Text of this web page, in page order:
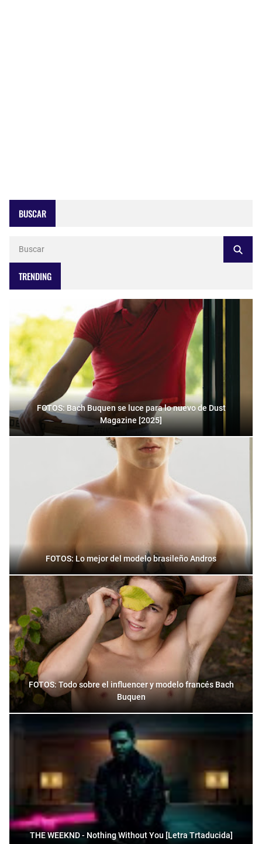
BUSCAR
TRENDING
FOTOS: Bach Buquen se luce para lo nuevo de Dust
Magazine [2025]
FOTOS: Lo mejor del modelo brasileño Andros
FOTOS: Todo sobre el influencer y modelo francés Bach
Buquen
THE WEEKND - Nothing Without You [Letra Trtaducida]